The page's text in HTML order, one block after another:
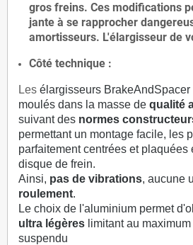
gros freins. Ces modifications
jante à se rapprocher
amortisseurs. L'élargisseur de
Côté technique :
Les élargisseurs BrakeAndSpacer
moulés dans la masse de qualité
suivant des normes
permettant un montage facile, les
parfaitement centrées et plaquées
disque de frein.
Ainsi, pas de vibrations, aucune
roulement.
Le choix de l'aluminium permet
ultra légères limitant au
suspendu